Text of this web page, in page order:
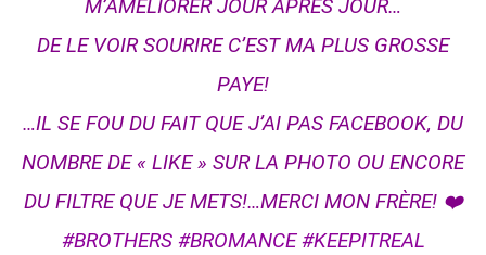
M’AMÉLIORER JOUR APRÈS JOUR…
DE LE VOIR SOURIRE C’EST MA PLUS GROSSE
PAYE!
…IL SE FOU DU FAIT QUE J’AI PAS FACEBOOK, DU
NOMBRE DE « LIKE » SUR LA PHOTO OU ENCORE
DU FILTRE QUE JE METS!…MERCI MON FRÈRE! ❤️
#BROTHERS #BROMANCE #KEEPITREAL